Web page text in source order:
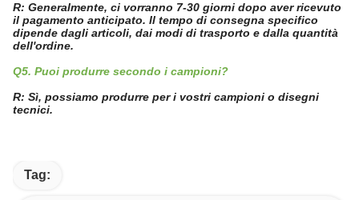
R: Generalmente, ci vorranno 7-30 giorni dopo aver ricevuto
il pagamento anticipato. Il tempo di consegna specifico
dipende dagli articoli, dai modi di trasporto e dalla quantità
dell'ordine.
Q5. Puoi produrre secondo i campioni?
R: Sì, possiamo produrre per i vostri campioni o disegni
tecnici.
Tag: